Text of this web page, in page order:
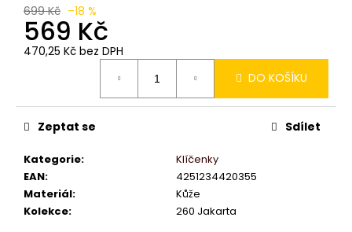
699 Kč –18 %
569 Kč
470,25 Kč bez DPH
DO KOŠÍKU
Kategorie:
Klíčenky
EAN:
4251234420355
Materiál:
Kůže
Kolekce: 260 Jakarta
Zeptat se Sdílet